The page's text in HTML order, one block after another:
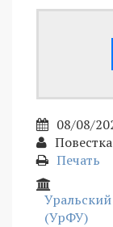
08/08/
Печать
(УрФУ)